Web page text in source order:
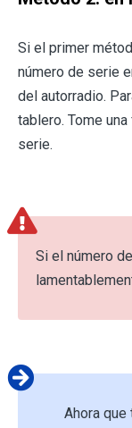
Si el primer
número de serie
del autorradio.
tablero. Tome
serie.
Si el número
Ahora